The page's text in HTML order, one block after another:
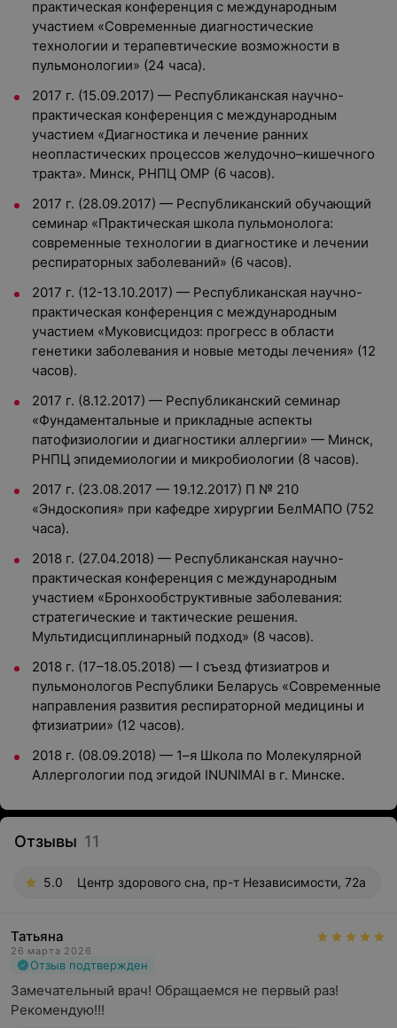
практическая конференция с международным
участием «Современные диагностические
технологии и терапевтические возможности в
пульмонологии» (24 часа).
2017 г. (15.09.2017) — Республиканская научно-
практическая конференция с международным
участием «Диагностика и лечение ранних
неопластических процессов желудочно–кишечного
тракта». Минск, РНПЦ ОМР (6 часов).
2017 г. (28.09.2017) — Республиканский обучающий
семинар «Практическая школа пульмонолога:
современные технологии в диагностике и лечении
респираторных заболеваний» (6 часов).
2017 г. (12-13.10.2017) — Республиканская научно-
практическая конференция с международным
участием «Муковисцидоз: прогресс в области
генетики заболевания и новые методы лечения» (12
часов).
2017 г. (8.12.2017) — Республиканский семинар
«Фундаментальные и прикладные аспекты
патофизиологии и диагностики аллергии» — Минск,
РНПЦ эпидемиологии и микробиологии (8 часов).
2017 г. (23.08.2017 — 19.12.2017) П № 210
«Эндоскопия» при кафедре хирургии БелМАПО (752
часа).
2018 г. (27.04.2018) — Республиканская научно-
практическая конференция с международным
участием «Бронхообструктивные заболевания:
стратегические и тактические решения.
Мультидисциплинарный подход» (8 часов).
2018 г. (17–18.05.2018) — I съезд фтизиатров и
пульмонологов Республики Беларусь «Современные
направления развития респираторной медицины и
фтизиатрии» (12 часов).
2018 г. (08.09.2018) — 1–я Школа по Молекулярной
Аллергологии под эгидой INUNIMAI в г. Минске.
Отзывы 11
5.0 Центр здорового сна, пр-т Независимости, 72а
Татьяна
26 марта 2026
Отзыв подтвержден
Замечательный врач! Обращаемся не первый раз!
Рекомендую!!!